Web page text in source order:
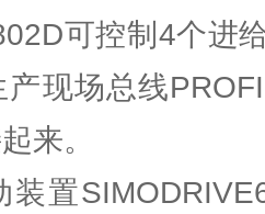
可控制4个进
现场总线
来。
置